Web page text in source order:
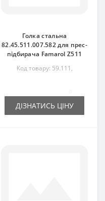
Голка стальна
82.45.511.007.582 для прес-
підбирача Famarol Z511
Код товару: 59.111,
ДІЗНАТИСЬ ЦІНУ